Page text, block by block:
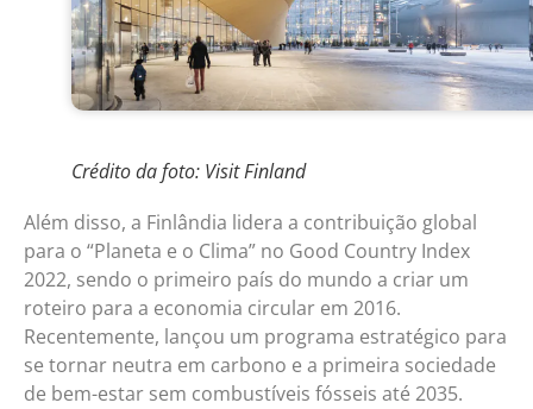
Crédito da foto: Visit Finland
Além disso, a Finlândia lidera a contribuição global
para o “Planeta e o Clima” no Good Country Index
2022, sendo o primeiro país do mundo a criar um
roteiro para a economia circular em 2016.
Recentemente, lançou um programa estratégico para
se tornar neutra em carbono e a primeira sociedade
de bem-estar sem combustíveis fósseis até 2035.